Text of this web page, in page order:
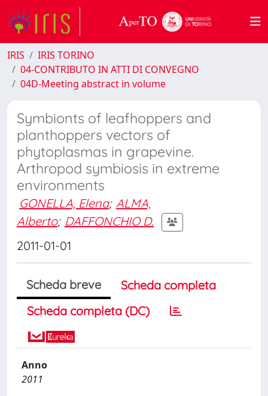
IRIS
IRIS TORINO
04-CONTRIBUTO IN ATTI DI CONVEGNO
04D-Meeting abstract in volume
Symbionts of leafhoppers and
planthoppers vectors of
phytoplasmas in grapevine.
Arthropod symbiosis in extreme
environments
GONELLA, Elena; ALMA,
Alberto; DAFFONCHIO D.
2011-01-01
Scheda breve
Scheda completa
Scheda completa (DC)
Anno
2011